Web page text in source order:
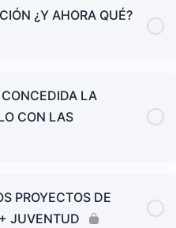
¿Y AHORA QUÉ?
LA
CON LAS
PROYECTOS DE
JUVENTUD